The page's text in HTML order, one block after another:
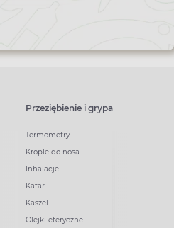
Przeziębienie i grypa
Termometry
Krople do nosa
Inhalacje
Katar
Kaszel
Olejki eteryczne